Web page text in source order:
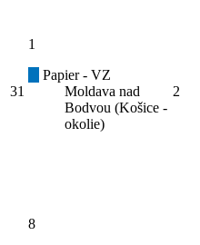
31
1
Papier - VZ
Moldava nad
Bodvou (Košice -
okolie)
2
8